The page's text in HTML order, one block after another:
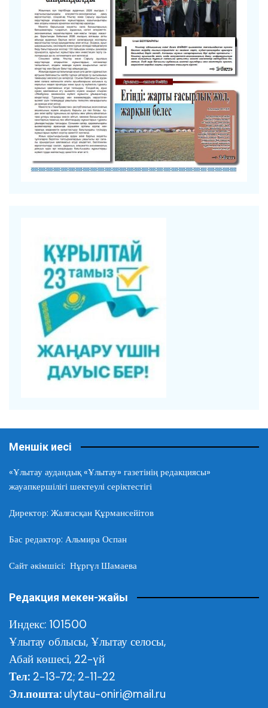
Меншік иесі
«Ұлытау аудандық «Ұлытау» газетінің редакциясы»
жауапкершілігі шектеулі серіктестігі
Директор: Жалғасқан Құрмансейітов
Бас редактор: Альмира Оспан
Сайт әкімшісі: Нұргүл Шамаева
Редакция мекен-жайы
Индекс: 101500
Ұлытау облысы, Ұлытау селосы,
Абай көшесі, 22-үй
Тел: 2-13-72; 2-11-22
Эл.пошта: ulytau-oniri@mail.ru